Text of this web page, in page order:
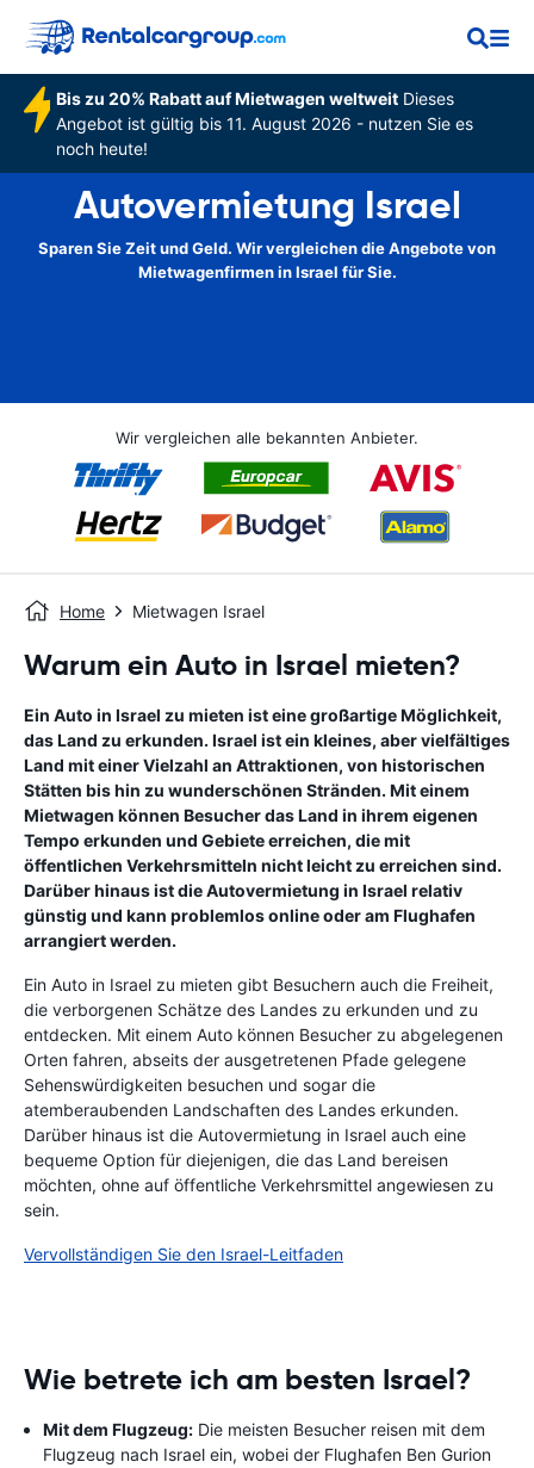
Bis zu 20% Rabatt auf Mietwagen weltweitDieses
Angebot ist gültig bis 11. August 2026 - nutzen Sie es
noch heute!
Autovermietung Israel
Sparen Sie Zeit und Geld. Wir vergleichen die Angebote von
Mietwagenfirmen in Israel für Sie.
Wir vergleichen alle bekannten Anbieter.
Home Mietwagen Israel
Warum ein Auto in Israel mieten?
Ein Auto in Israel zu mieten ist eine großartige Möglichkeit,
das Land zu erkunden. Israel ist ein kleines, aber vielfältiges
Land mit einer Vielzahl an Attraktionen, von historischen
Stätten bis hin zu wunderschönen Stränden. Mit einem
Mietwagen können Besucher das Land in ihrem eigenen
Tempo erkunden und Gebiete erreichen, die mit
öffentlichen Verkehrsmitteln nicht leicht zu erreichen sind.
Darüber hinaus ist die Autovermietung in Israel relativ
günstig und kann problemlos online oder am Flughafen
arrangiert werden.
Ein Auto in Israel zu mieten gibt Besuchern auch die Freiheit,
die verborgenen Schätze des Landes zu erkunden und zu
entdecken. Mit einem Auto können Besucher zu abgelegenen
Orten fahren, abseits der ausgetretenen Pfade gelegene
Sehenswürdigkeiten besuchen und sogar die
atemberaubenden Landschaften des Landes erkunden.
Darüber hinaus ist die Autovermietung in Israel auch eine
bequeme Option für diejenigen, die das Land bereisen
möchten, ohne auf öffentliche Verkehrsmittel angewiesen zu
sein.
Vervollständigen Sie den Israel-Leitfaden
Wie betrete ich am besten Israel?
Mit dem Flugzeug: Die meisten Besucher reisen mit dem
Flugzeug nach Israel ein, wobei der Flughafen Ben Gurion